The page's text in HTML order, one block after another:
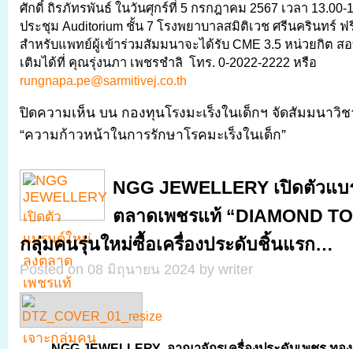
ศักดิ์ ถิรภัทรพันธ์ ในวันศุกร์ที่ 5 กรกฎาคม 2567 เวลา 13.00-
ประชุม Auditorium ชั้น 7 โรงพยาบาลสมิติเวช ศรีนครินทร์
สำหรับแพทย์ผู้เข้าร่วมสัมมนาจะได้รับ CME 3.5 หน่วยกิต ส
เติมได้ที่ คุณรุ่งนภา เพชรชำลิ โทร. 0-2022-2222 หรือ
rungnapa.pe@sarmitivej.co.th
ปิดความเห็น บน กองทุนโรงมะเร็งในเด็กฯ จัดสัมมนาวิช
“ความก้าวหน้าในการรักษาโรคมะเร็งในเด็ก”
NGG JEWELLERY เปิดตัวแ
ตลาดเพชรแท้ “DIAMOND
กลุ่มคนรุ่นใหม่ซื้อเครื่องประดับชิ้นแรก…
Posted on 08 มิถุนายน 2024 by writer